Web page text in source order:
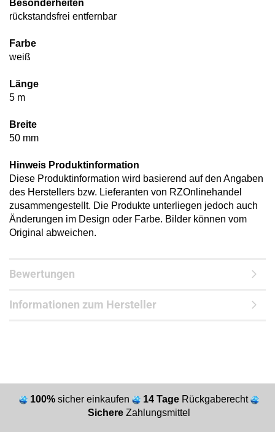
Besonderheiten
rückstandsfrei entfernbar
Farbe
weiß
Länge
5 m
Breite
50 mm
Hinweis Produktinformation
Diese Produktinformation wird basierend auf den Angaben
des Herstellers bzw. Lieferanten von RZOnlinehandel
zusammengestellt. Die Produkte unterliegen jedoch auch
Änderungen im Design oder Farbe. Bilder können vom
Original abweichen.
Bewertungen
Informationen zum Hersteller
100% sicher einkaufen 14 Tage Rückgaberecht
Sichere Zahlungsmittel